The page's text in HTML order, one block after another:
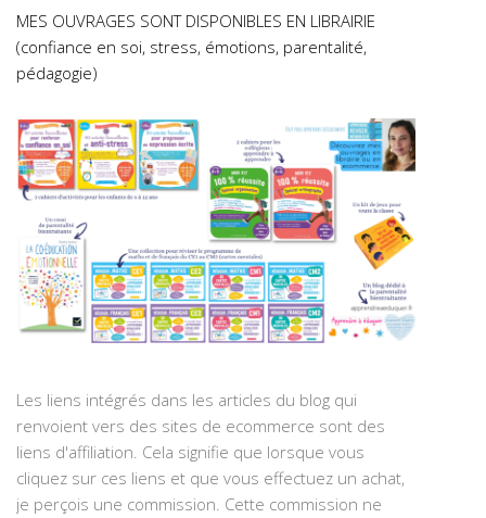
MES OUVRAGES SONT DISPONIBLES EN LIBRAIRIE
(confiance en soi, stress, émotions, parentalité,
pédagogie)
Les liens intégrés dans les articles du blog qui
renvoient vers des sites de ecommerce sont des
liens d'affiliation. Cela signifie que lorsque vous
cliquez sur ces liens et que vous effectuez un achat,
je perçois une commission. Cette commission ne